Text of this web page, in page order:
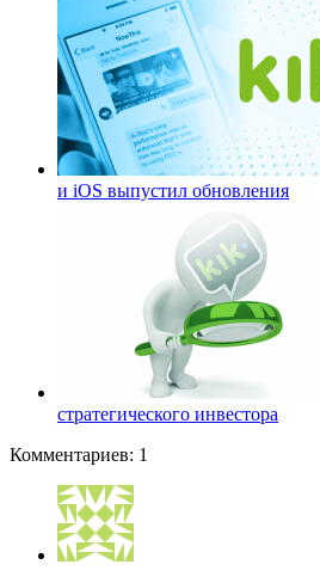
и iOS выпустил обновления
стратегического инвестора
Комментариев: 1